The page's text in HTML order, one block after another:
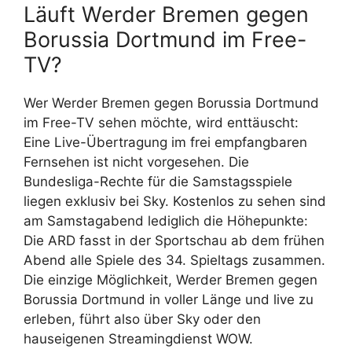
Läuft Werder Bremen gegen
Borussia Dortmund im Free-
TV?
Wer Werder Bremen gegen Borussia Dortmund
im Free-TV sehen möchte, wird enttäuscht:
Eine Live-Übertragung im frei empfangbaren
Fernsehen ist nicht vorgesehen. Die
Bundesliga-Rechte für die Samstagsspiele
liegen exklusiv bei Sky. Kostenlos zu sehen sind
am Samstagabend lediglich die Höhepunkte:
Die ARD fasst in der Sportschau ab dem frühen
Abend alle Spiele des 34. Spieltags zusammen.
Die einzige Möglichkeit, Werder Bremen gegen
Borussia Dortmund in voller Länge und live zu
erleben, führt also über Sky oder den
hauseigenen Streamingdienst WOW.